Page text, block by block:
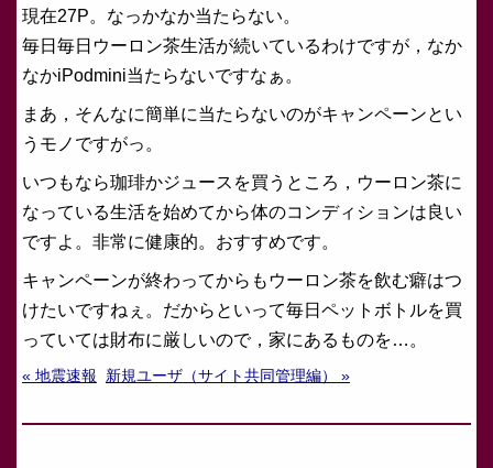
現在27P。なっかなか当たらない。
毎日毎日ウーロン茶生活が続いているわけですが，なか
なかiPodmini当たらないですなぁ。
まあ，そんなに簡単に当たらないのがキャンペーンとい
うモノですがっ。
いつもなら珈琲かジュースを買うところ，ウーロン茶に
なっている生活を始めてから体のコンディションは良い
ですよ。非常に健康的。おすすめです。
キャンペーンが終わってからもウーロン茶を飲む癖はつ
けたいですねぇ。だからといって毎日ペットボトルを買
っていては財布に厳しいので，家にあるものを…。
« 地震速報 新規ユーザ（サイト共同管理編） »